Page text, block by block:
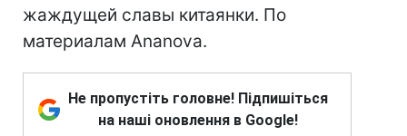
жаждущей славы китаянки. По
материалам Ananova.
Не пропустіть головне! Підпишіться
на наші оновлення в Google!